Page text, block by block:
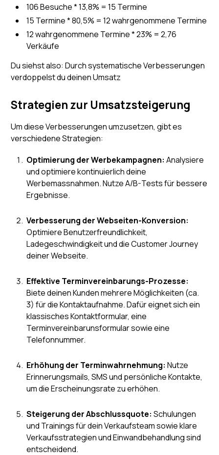
106 Besuche * 13,8% = 15 Termine
15 Termine * 80,5% = 12 wahrgenommene Termine
12 wahrgenommene Termine * 23% = 2,76
Verkäufe
Du siehst also: Durch systematische Verbesserungen
verdoppelst du deinen Umsatz
Strategien zur Umsatzsteigerung
Um diese Verbesserungen umzusetzen, gibt es
verschiedene Strategien:
Optimierung der Werbekampagnen: Analysiere
und optimiere kontinuierlich deine
Werbemassnahmen. Nutze A/B-Tests für bessere
Ergebnisse.
Verbesserung der Webseiten-Konversion:
Optimiere Benutzerfreundlichkeit,
Ladegeschwindigkeit und die Customer Journey
deiner Webseite.
Effektive Terminvereinbarungs-Prozesse:
Biete deinen Kunden mehrere Möglichkeiten (ca.
3) für die Kontaktaufnahme. Dafür eignet sich ein
klassisches Kontaktformular, eine
Terminvereinbarunsformular sowie eine
Telefonnummer.
Erhöhung der Terminwahrnehmung:Nutze
Erinnerungsmails, SMS und persönliche Kontakte,
um die Erscheinungsrate zu erhöhen.
Steigerung der Abschlussquote:Schulungen
und Trainings für dein Verkaufsteam sowie klare
Verkaufsstrategien und Einwandbehandlung sind
entscheidend.